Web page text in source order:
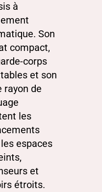
à
Son
compact,
corps
et son
rayon de
les
espaces
et
étroits.